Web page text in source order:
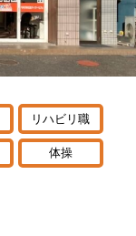
リハビリ職
体操